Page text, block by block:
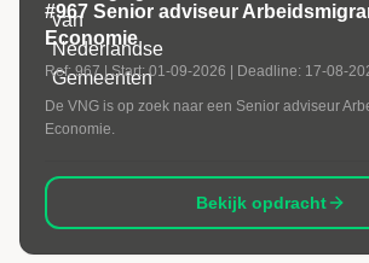
#967 Senior adviseur
Economie
Ref:967| Start:01-09-2026 | Deadline: 17-08-
De VNG is op zoek naar een Senior adviseur
Economie.
Bekijk opdracht